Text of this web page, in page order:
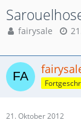
fairysale
21. Oktober 2012